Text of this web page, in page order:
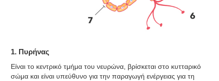
1. Πυρήνας
Είναι το κεντρικό τμήμα του νευρώνα, βρίσκεται στο κυτταρικό
σώμα και είναι υπεύθυνο για την παραγωγή ενέργειας για τη